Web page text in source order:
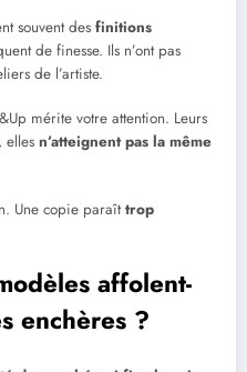
souvent des finitions
de finesse. Ils n’ont pas
de l’artiste.
mérite votre attention. Leurs
elles n’atteignent pas la même
Une copie paraîttrop
affolent-
enchères ?